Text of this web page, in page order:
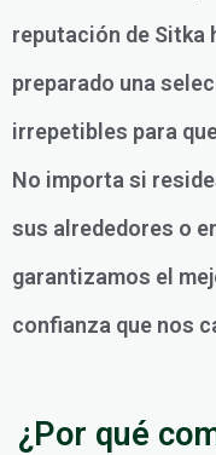
reputación de Sitka
preparado una
irrepetibles para
No importa si
sus alrededores o
garantizamos el
confianza que nos
¿Por qué